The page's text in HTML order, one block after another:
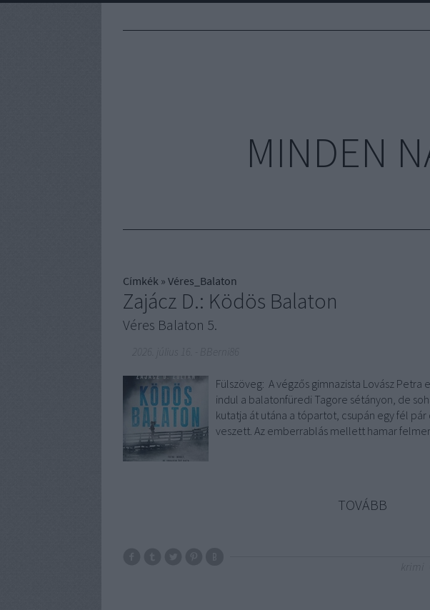
MINDEN
Címkék » Véres_Balaton
Zajácz D.: Ködös Balaton
Véres Balaton 5.
Fülszöveg: A végzős gimnazista Lovász
indul a balatonfüredi Tagore sétányon, de
kutatja át utána a tópartot, csupán egy fél
veszett. Az emberrablás mellett hamar
TOVÁBB